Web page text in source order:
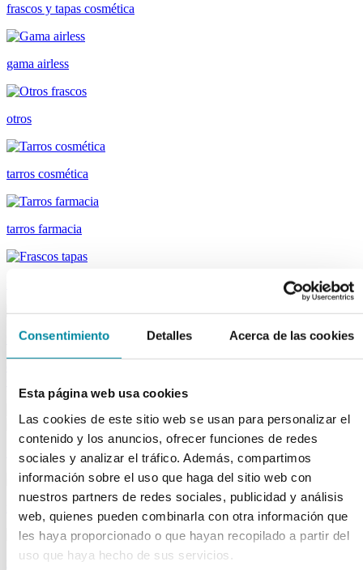
Consentimiento Detalles Acerca de las cookies
Esta página web usa cookies
Las cookies de este sitio web se usan para personalizar el
contenido y los anuncios, ofrecer funciones de redes
sociales y analizar el tráfico. Además, compartimos
información sobre el uso que haga del sitio web con
nuestros partners de redes sociales, publicidad y análisis
web, quienes pueden combinarla con otra información que
les haya proporcionado o que hayan recopilado a partir del
uso que haya hecho de sus servicios.
frascos y tapas cosmética
gama airless
otros
tarros cosmética
tarros farmacia
tubos
Material de laboratorio
fungibles
reactivos merk
material aparatos